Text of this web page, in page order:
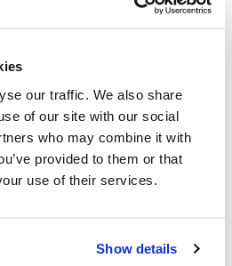
our traffic. We also share
of our site with our social
who may combine it with
provided to them or that
use of their services.
Show details
prestataire SV Group sert
équilibrés et s'engage
l'environnement et la